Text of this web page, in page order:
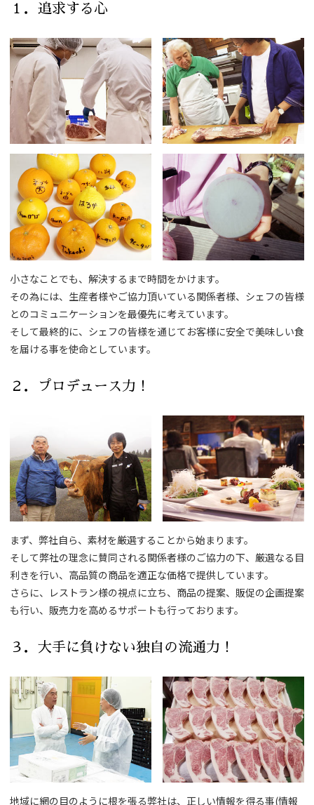
１．追求する心
小さなことでも、解決するまで時間をかけます。
その為には、生産者様やご協力頂いている関係者様、シェフの皆様
とのコミュニケーションを最優先に考えています。
そして最終的に、シェフの皆様を通じてお客様に安全で美味しい食
を届ける事を使命としています。
２．プロデュース力！
まず、弊社自ら、素材を厳選することから始まります。
そして弊社の理念に賛同される関係者様のご協力の下、厳選なる目
利きを行い、高品質の商品を適正な価格で提供しています。
さらに、レストラン様の視点に立ち、商品の提案、販促の企画提案
も行い、販売力を高めるサポートも行っております。
３．大手に負けない独自の流通力！
地域に網の目のように根を張る弊社は、正しい情報を得る事(情報